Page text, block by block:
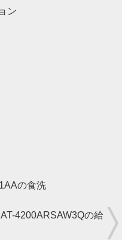
ン
の食洗
4200ARSAW3Qの給